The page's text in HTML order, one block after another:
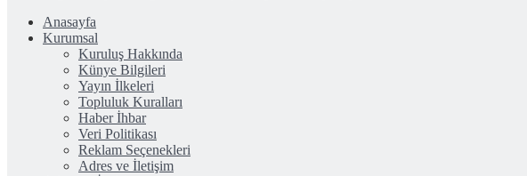
Anasayfa
Kurumsal
Kuruluş Hakkında
Künye Bilgileri
Yayın İlkeleri
Topluluk Kuralları
Haber İhbar
Veri Politikası
Reklam Seçenekleri
Adres ve İletişim